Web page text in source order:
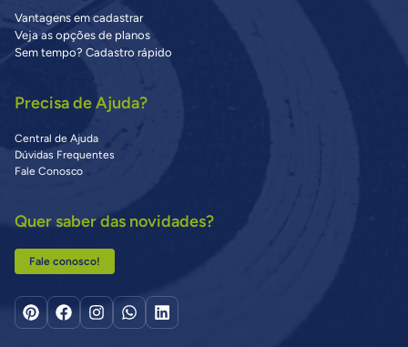
Vantagens em cadastrar
Veja as opções de planos
Sem tempo? Cadastro rápido
Precisa de Ajuda?
Central de Ajuda
Dúvidas Frequentes
Fale Conosco
Quer saber das novidades?
Fale conosco!